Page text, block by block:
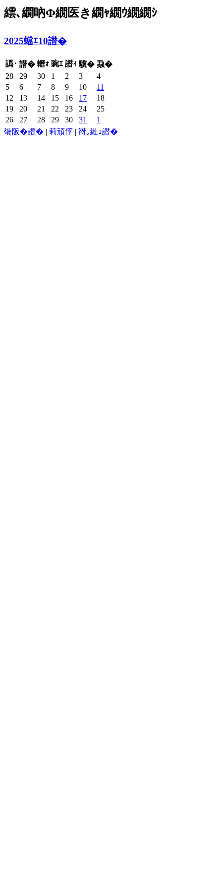
繧､繝吶Φ繝医き繝ｬ繝ｳ繝繝ｼ
2025蟷ｴ10譛�
譌･ 譛� 轣ｫ 豌ｴ 譛ｨ 驥� 蝨�
28
29 30 1 2 3
4
5
6 7 8 9 10
11
12
13 14 15 16 17
18
19
20 21 22 23 24
25
26
27 28 29 30 31
1
蜑阪�譛� | 莉頑怦 | 谺｡縺ｮ譛�